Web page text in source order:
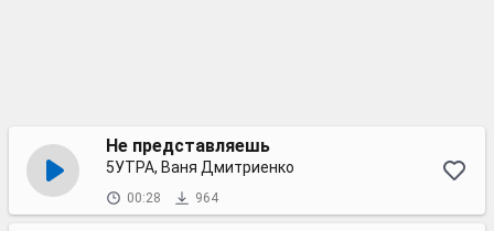
Не представляешь
5УТРА, Ваня Дмитриенко
00:28 964